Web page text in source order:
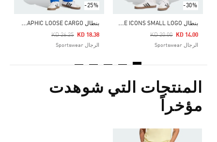
-30%
ب
نطال FUTURE ICONS SMALL LOGO
Price Reduced From
KD 20.00
To KD 14.00
الرجال Sportswear
-25%
ب
نطال ALL SZN FLEECE GRAPHIC LOOSE CARGO
Price Reduced From
KD 26.25
To KD 18.38
الرجال Sportswear
المنتجات التي شوهدت
مؤخراً